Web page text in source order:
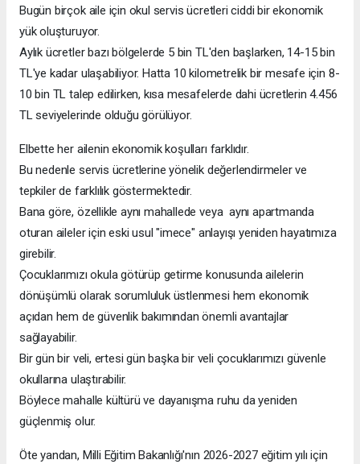
Bugün birçok aile için okul servis ücretleri ciddi bir ekonomik
yük oluşturuyor.
Aylık ücretler bazı bölgelerde 5 bin TL'den başlarken, 14-15 bin
TL'ye kadar ulaşabiliyor. Hatta 10 kilometrelik bir mesafe için 8-
10 bin TL talep edilirken, kısa mesafelerde dahi ücretlerin 4.456
TL seviyelerinde olduğu görülüyor.
Elbette her ailenin ekonomik koşulları farklıdır.
Bu nedenle servis ücretlerine yönelik değerlendirmeler ve
tepkiler de farklılık göstermektedir.
Bana göre, özellikle aynı mahallede veya aynı apartmanda
oturan aileler için eski usul "imece" anlayışı yeniden hayatımıza
girebilir.
Çocuklarımızı okula götürüp getirme konusunda ailelerin
dönüşümlü olarak sorumluluk üstlenmesi hem ekonomik
açıdan hem de güvenlik bakımından önemli avantajlar
sağlayabilir.
Bir gün bir veli, ertesi gün başka bir veli çocuklarımızı güvenle
okullarına ulaştırabilir.
Böylece mahalle kültürü ve dayanışma ruhu da yeniden
güçlenmiş olur.
Öte yandan, Milli Eğitim Bakanlığı'nın 2026-2027 eğitim yılı için